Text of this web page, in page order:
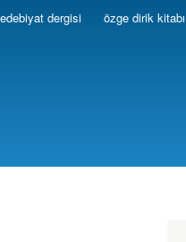
edebiyat dergisi özge dirik kitabı